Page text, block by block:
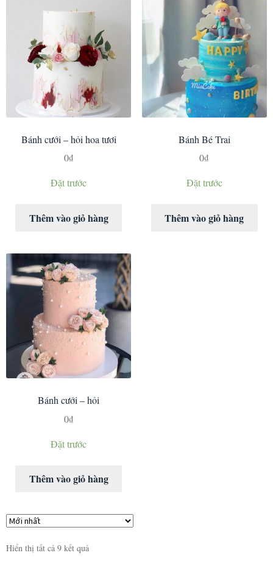
Bánh cưới – hỏi hoa tươi
0₫
Đặt trước
Thêm vào giỏ hàng
Bánh Bé Trai
0₫
Đặt trước
Thêm vào giỏ hàng
Bánh cưới – hỏi
0₫
Đặt trước
Thêm vào giỏ hàng
Hiển thị tất cả 9 kết quả